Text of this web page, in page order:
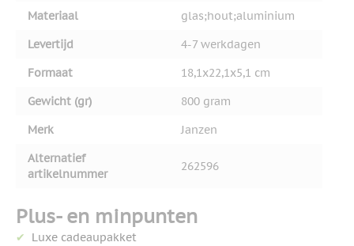
Materiaal
glas;hout;aluminium
Levertijd
4-7 werkdagen
Formaat
18,1x22,1x5,1 cm
Gewicht (gr)
800 gram
Merk
Janzen
Alternatief
artikelnummer
262596
Plus- en minpunten
Luxe cadeaupakket